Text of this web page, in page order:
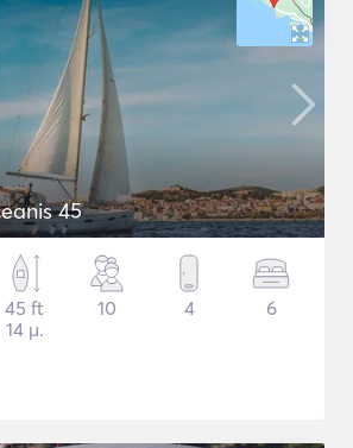
45
45 ft
14 μ.
10 4 6